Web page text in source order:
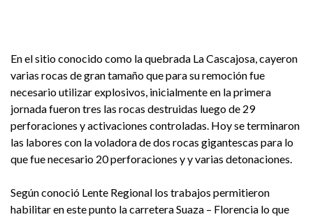
En el sitio conocido como la quebrada La Cascajosa, cayeron
varias rocas de gran tamaño que para su remoción fue
necesario utilizar explosivos, inicialmente en la primera
jornada fueron tres las rocas destruidas luego de 29
perforaciones y activaciones controladas. Hoy se terminaron
las labores con la voladora de dos rocas gigantescas para lo
que fue necesario 20 perforaciones y y varias detonaciones.
Según conoció Lente Regional los trabajos permitieron
habilitar en este punto la carretera Suaza – Florencia lo que